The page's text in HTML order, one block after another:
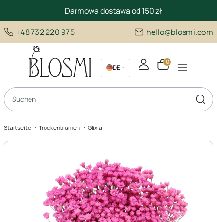
Darmowa dostawa od 150 zł
+48 732 220 975
hello@blosmi.com
DE
Produkte im
Suchmaschine öffnen
Startseite Trockenblumen Glixia